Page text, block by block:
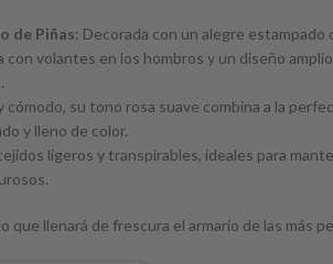
de Piñas: Decorada con un alegre estampado
volantes en los hombros y un diseño
cómodo, su tono rosa suave combina a la
y lleno de color.
ligeros y transpirables, ideales para
que llenará de frescura el armario de las más